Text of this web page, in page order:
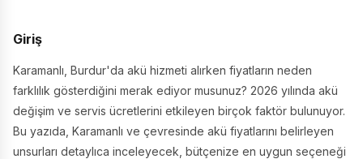
Giriş
Karamanlı, Burdur'da akü hizmeti alırken fiyatların neden
farklılık gösterdiğini merak ediyor musunuz? 2026 yılında akü
değişim ve servis ücretlerini etkileyen birçok faktör bulunuyor.
Bu yazıda, Karamanlı ve çevresinde akü fiyatlarını belirleyen
unsurları detaylıca inceleyecek, bütçenize en uygun seçeneği